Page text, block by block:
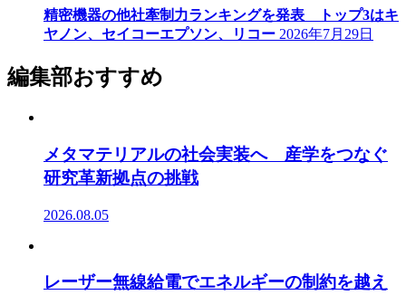
精密機器の他社牽制力ランキングを発表 トップ3はキ
ヤノン、セイコーエプソン、リコー 2026年7月29日
編集部おすすめ
メタマテリアルの社会実装へ 産学をつなぐ
研究革新拠点の挑戦
2026.08.05
レーザー無線給電でエネルギーの制約を越え